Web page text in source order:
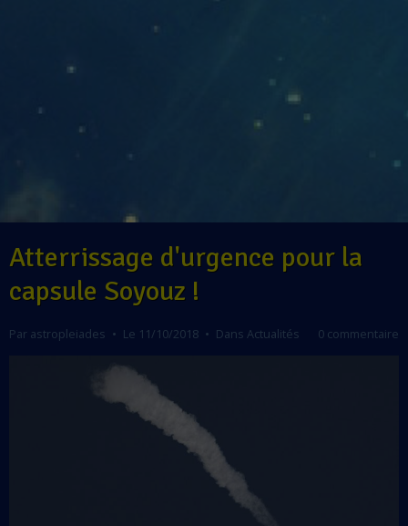
Atterrissage d'urgence pour la
capsule Soyouz !
Par astropleiades Le 11/10/2018 Dans Actualités 0 commentaire